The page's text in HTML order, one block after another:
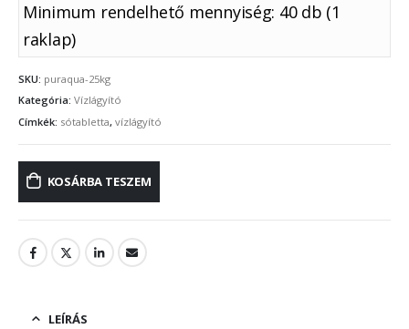
Minimum rendelhető mennyiség: 40 db (1
raklap)
SKU: puraqua-25kg
Kategória: Vízlágyító
Címkék: sótabletta, vízlágyító
KOSÁRBA TESZEM
LEÍRÁS